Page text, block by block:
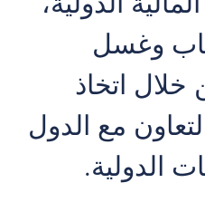
وغسل
خلال اتخاذ
مع الدول
الدولية.